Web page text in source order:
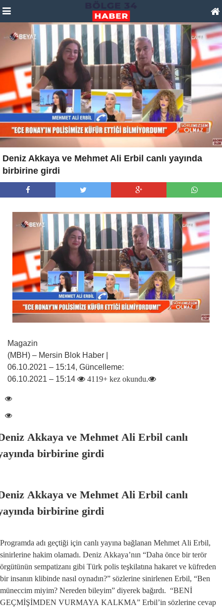
Deniz Akkaya ve Mehmet Ali Erbil canlı yayında
birbirine girdi
Magazin
(MBH) – Mersin Blok Haber |
06.10.2021 – 15:14, Güncelleme:
06.10.2021 – 15:14
4119+ kez okundu.
Akkaya ve Mehmet Ali Erbil canlı
birbirine girdi
Akkaya ve Mehmet Ali Erbil canlı
birbirine girdi
Programda adı geçtiği için canlı yayına bağlanan Mehmet Ali Erbil,
sinirlerine hakim olamadı. Deniz Akkaya’nın “Daha önce bir terör
örgütünün sempatizanı gibi Türk polis teşkilatına hakaret ve küfreden
bir insanın klibinde nasıl oynadın?” sözlerine sinirlenen Erbil, “Ben
müneccim miyim? Nereden bileyim” diyerek bağırdı. “BENİ
GEÇMİŞİMDEN VURMAYA KALKMA” Erbil’in sözlerine cevap